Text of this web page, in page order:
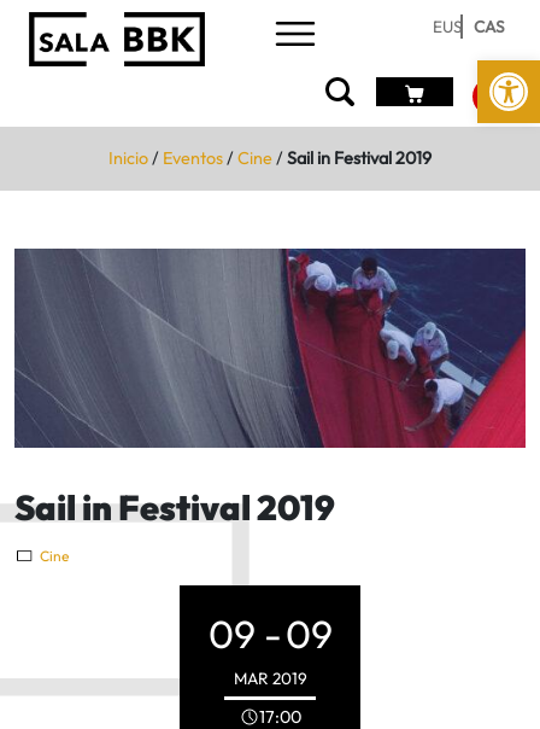
Abrir
EUS CAS
Inicio/ Eventos/Cine/Sail in Festival 2019
Sail in Festival 2019
Cine
09 -09
MAR 2019
17:00